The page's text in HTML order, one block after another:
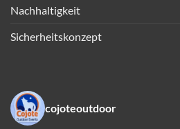
Nachhaltigkeit
Sicherheitskonzept
cojoteoutdoor